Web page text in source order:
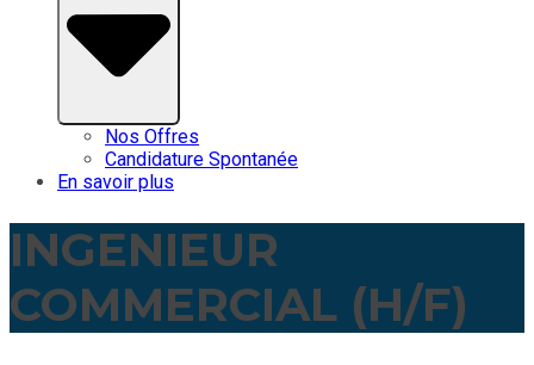
Nos Offres
Candidature Spontanée
En savoir plus
INGENIEUR
COMMERCIAL (H/F)